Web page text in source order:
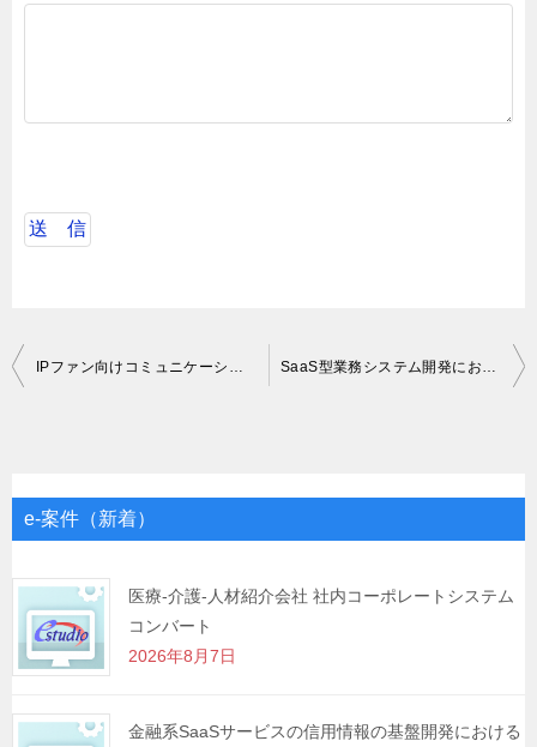
投
ゲ
シ
ョ
ン
IPファン向けコミュニケーションサービスのWebフロントエンド開発 SaaS型業務システム開発におけるRubyエンジニア
e-案件（新着）
医療-介護-人材紹介会社 社内コーポレートシステム
コンバート
2026年8月7日
金融系SaaSサービスの信用情報の基盤開発における